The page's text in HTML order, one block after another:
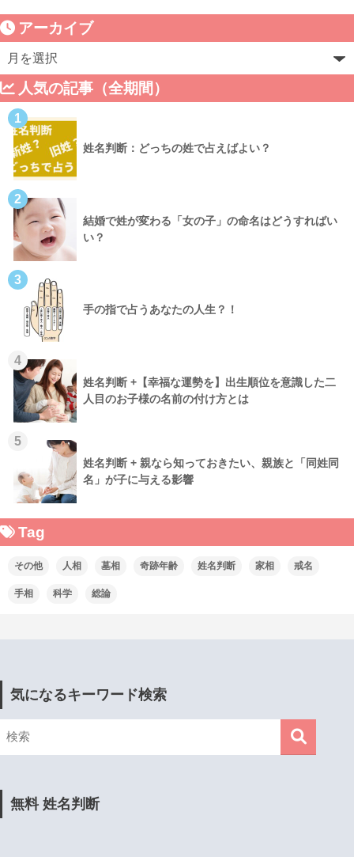
アーカイブ
人気の記事（全期間）
1
姓名判断：どっちの姓で占えばよい？
2
結婚で姓が変わる「女の子」の命名はどうすればい
い？
3
手の指で占うあなたの人生？！
4
姓名判断 +【幸福な運勢を】出生順位を意識した二
人目のお子様の名前の付け方とは
5
姓名判断 + 親なら知っておきたい、親族と「同姓同
名」が子に与える影響
Tag
その他 人相 墓相 奇跡年齢 姓名判断 家相 戒名
手相 科学 総論
気になるキーワード検索
無料 姓名判断